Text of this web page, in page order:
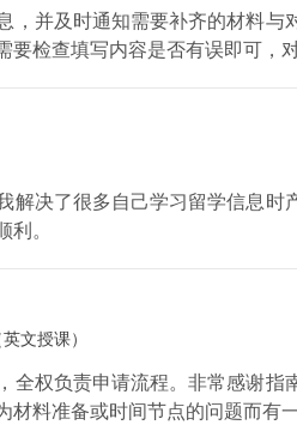
，并及时通知需要补齐的材料
检查填写内容是否有误即可，
解决了很多自己学习留学信息时
。
文授课）
全权负责申请流程。非常感谢指
料准备或时间节点的问题而有一